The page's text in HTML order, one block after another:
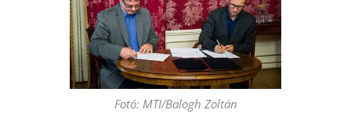
Fotó: MTI/Balogh Zoltán